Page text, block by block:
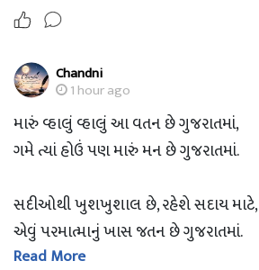
ગુજરાત સ્થાપના દિવસની વધામણી.
Chandni
1 hour ago
મારું વ્હાલું વ્હાલું આ વતન છે ગુજરાતમાં,
ગમે ત્યાં હોઉં પણ મારું મન છે ગુજરાતમાં.
સદીઓથી ખુશખુશાલ છે, રહેશે સદાય માટે,
એવું પરમાત્માનું ખાસ જતન છે ગુજરાતમાં.
Read More